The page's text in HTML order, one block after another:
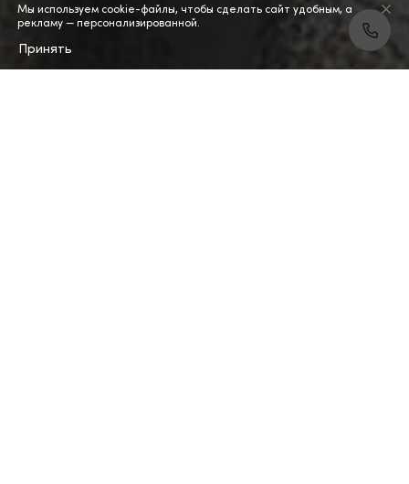
Мы используем cookie-файлы, чтобы сделать сайт удобным, а
рекламу — персонализированной.
Принять